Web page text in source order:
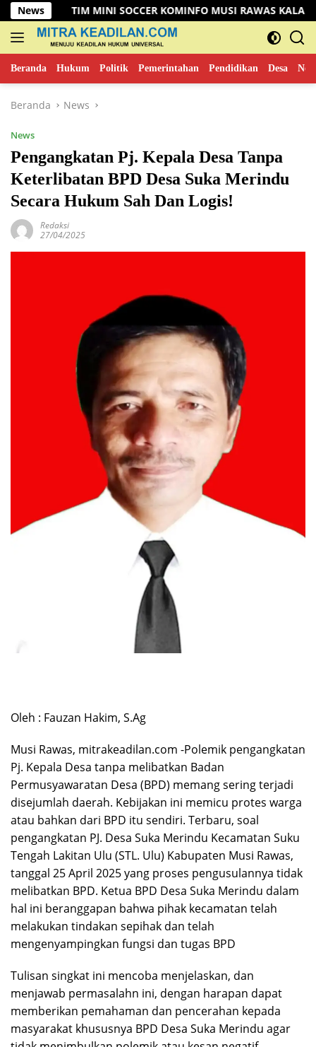
Langsung
ke
konten
News
SOCCER KOMINFO MUSI RAWAS KALAHKAN TIM DISHUB
Beranda Hukum Politik Pemerintahan Pendidikan Desa
Beranda News
News
Pengangkatan Pj. Kepala Desa Tanpa
Keterlibatan BPD Desa Suka Merindu
Secara Hukum Sah Dan Logis!
Redaksi
27/04/2025
Oleh : Fauzan Hakim, S.Ag
Musi Rawas, mitrakeadilan.com -Polemik pengangkatan
Pj. Kepala Desa tanpa melibatkan Badan
Permusyawaratan Desa (BPD) memang sering terjadi
disejumlah daerah. Kebijakan ini memicu protes warga
atau bahkan dari BPD itu sendiri. Terbaru, soal
pengangkatan PJ. Desa Suka Merindu Kecamatan Suku
Tengah Lakitan Ulu (STL. Ulu) Kabupaten Musi Rawas,
tanggal 25 April 2025 yang proses pengusulannya tidak
melibatkan BPD. Ketua BPD Desa Suka Merindu dalam
hal ini beranggapan bahwa pihak kecamatan telah
melakukan tindakan sepihak dan telah
mengenyampingkan fungsi dan tugas BPD
Tulisan singkat ini mencoba menjelaskan, dan
menjawab permasalahn ini, dengan harapan dapat
memberikan pemahaman dan pencerahan kepada
masyarakat khususnya BPD Desa Suka Merindu agar